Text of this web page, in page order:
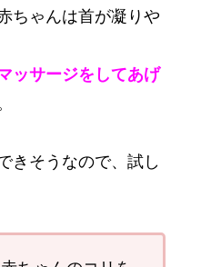
ちゃんは首が凝りや
ッサージをしてあげ
きそうなので、試し